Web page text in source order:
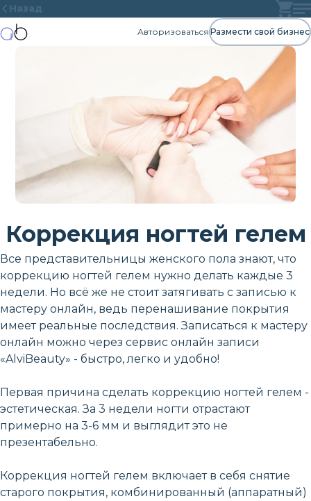
Назад
Авторизоваться Размести свой бизнес
Коррекция ногтей гелем
Все представительницы женского пола знают, что
коррекцию ногтей гелем нужно делать каждые 3
недели. Но всё же не стоит затягивать с записью к
мастеру онлайн, ведь перенашивание покрытия
имеет реальные последствия. Записаться к мастеру
онлайн можно через сервис онлайн записи
«AlviBeauty» - быстро, легко и удобно!
Первая причина сделать коррекцию ногтей гелем -
эстетическая. За 3 недели ногти отрастают
примерно на 3-6 мм и выглядит это не
презентабельно.
Коррекция ногтей гелем включает в себя снятие
старого покрытия, комбинированный (аппаратный)